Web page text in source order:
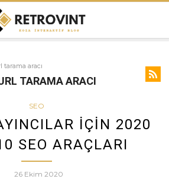
tarama aracı
TARAMA ARACI
SEO
İÇIN 2020
SEO ARAÇLARI
26 Ekim 2020